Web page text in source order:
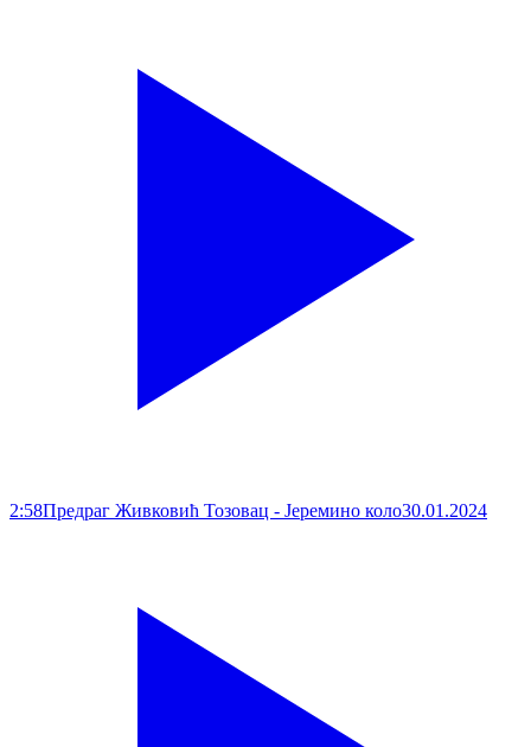
2:58Предраг Живковић Тозовац - Јеремино коло30.01.2024